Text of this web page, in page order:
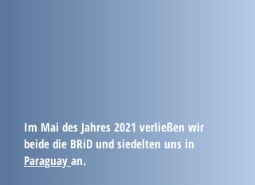
Im Mai des Jahres 2021 verließen wir
beide die BRiD und siedelten uns in
Paraguay an.